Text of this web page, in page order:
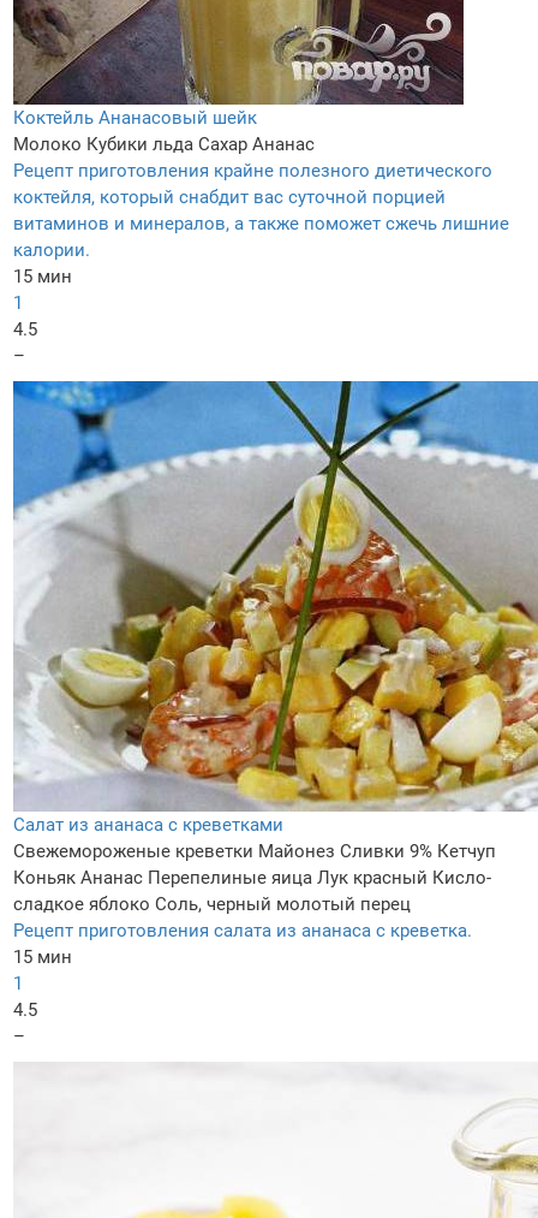
Коктейль Ананасовый шейк
Молоко Кубики льда Сахар Ананас
Рецепт приготовления крайне полезного диетического
коктейля, который снабдит вас суточной порцией
витаминов и минералов, а также поможет сжечь лишние
калории.
15 мин
1
4.5
–
Салат из ананаса с креветками
Свежемороженые креветки Майонез Сливки 9% Кетчуп
Коньяк Ананас Перепелиные яица Лук красный Кисло-
сладкое яблоко Соль, черный молотый перец
Рецепт приготовления салата из ананаса с креветка.
15 мин
1
4.5
–